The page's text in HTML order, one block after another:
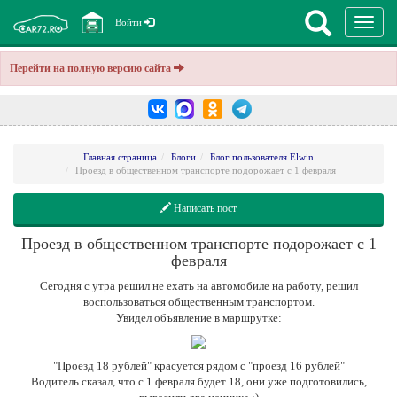
Перейти на полную версию сайта
Войти
Главная страница Блоги
Блог пользователя Elwin
Проезд в общественном транспорте подорожает с 1 февраля
Написать пост
Проезд в общественном транспорте подорожает с 1
февраля
Сегодня с утра решил не ехать на автомобиле на работу, решил
воспользоваться общественным транспортом.
Увидел объявление в маршрутке:
"Проезд 18 рублей" красуется рядом с "проезд 16 рублей"
Водитель сказал, что с 1 февраля будет 18, они уже подготовились,